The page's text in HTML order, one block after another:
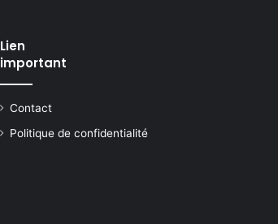
Lien
important
Contact
Politique de confidentialité